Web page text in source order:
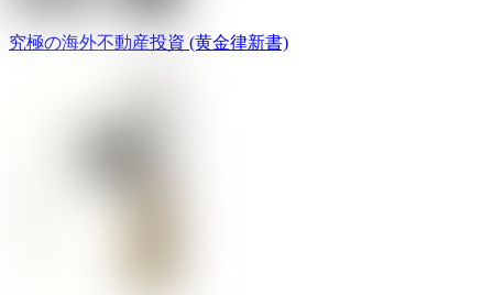
究極の海外不動産投資 (黄金律新書)